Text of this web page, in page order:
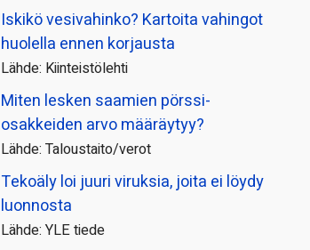
Iskikö vesivahinko? Kartoita vahingot
huolella ennen korjausta
Lähde: Kiinteistölehti
Miten lesken saamien pörssi­
osakkeiden arvo määräytyy?
Lähde: Taloustaito/verot
Tekoäly loi juuri viruksia, joita ei löydy
luonnosta
Lähde: YLE tiede